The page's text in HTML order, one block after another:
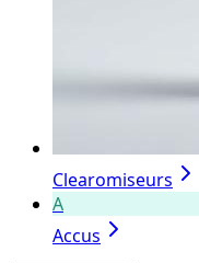
Clearomiseurs
A
Accus